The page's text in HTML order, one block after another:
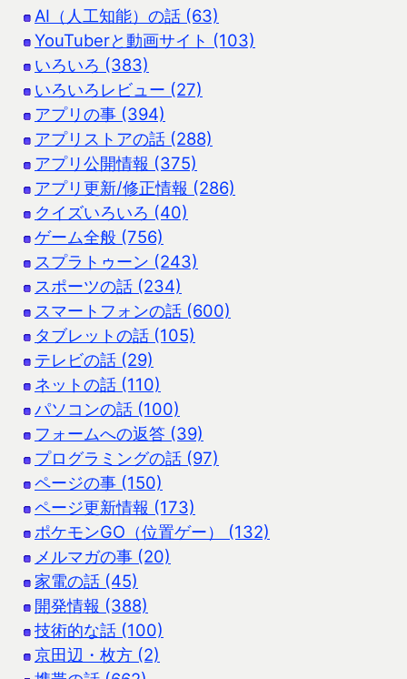
AI（人工知能）の話 (63)
YouTuberと動画サイト (103)
いろいろ (383)
いろいろレビュー (27)
アプリの事 (394)
アプリストアの話 (288)
アプリ公開情報 (375)
アプリ更新/修正情報 (286)
クイズいろいろ (40)
ゲーム全般 (756)
スプラトゥーン (243)
スポーツの話 (234)
スマートフォンの話 (600)
タブレットの話 (105)
テレビの話 (29)
ネットの話 (110)
パソコンの話 (100)
フォームへの返答 (39)
プログラミングの話 (97)
ページの事 (150)
ページ更新情報 (173)
ポケモンGO（位置ゲー） (132)
メルマガの事 (20)
家電の話 (45)
開発情報 (388)
技術的な話 (100)
京田辺・枚方 (2)